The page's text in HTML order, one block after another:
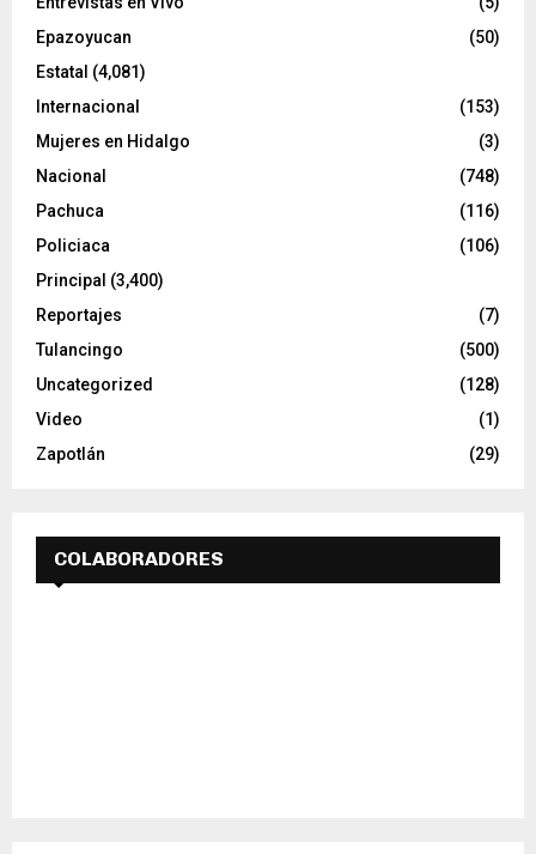
Epazoyucan
(50)
Estatal (4,081)
Internacional
(153)
Mujeres en Hidalgo
(3)
Nacional
(748)
Pachuca
(116)
Policiaca
(106)
Principal (3,400)
Reportajes
(7)
Tulancingo
(500)
Uncategorized
(128)
Video
(1)
Zapotlán
(29)
COLABORADORES